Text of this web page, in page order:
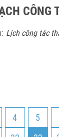
CÔNG
Lịch công tác
4 5